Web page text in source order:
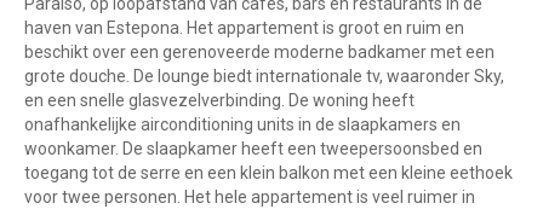
haven van Estepona. Het appartement is groot en ruim en
beschikt over een gerenoveerde moderne badkamer met een
grote douche. De lounge biedt internationale tv, waaronder Sky,
en een snelle glasvezelverbinding. De woning heeft
onafhankelijke airconditioning units in de slaapkamers en
woonkamer. De slaapkamer heeft een tweepersoonsbed en
toegang tot de serre en een klein balkon met een kleine eethoek
voor twee personen. Het hele appartement is veel ruimer in